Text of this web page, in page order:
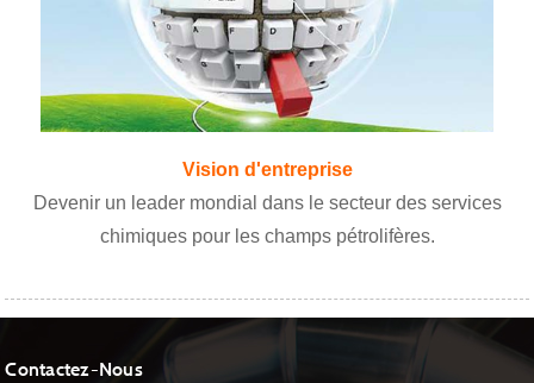
Vision d'entreprise
Devenir un leader mondial dans le secteur des services
chimiques pour les champs pétrolifères.
Contactez-Nous